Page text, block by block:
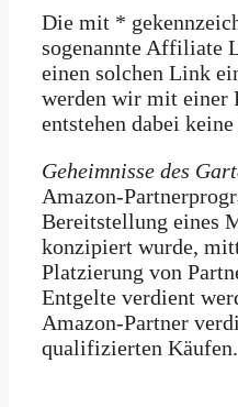
Die mit *
sogenannte Affiliate
einen solchen Link
werden wir mit­ einer
entstehen dabei
Geheimnisse des
Amazon-
Bereitstellung eines
konzipiert wurde,
Platzierung von
Entgelte verdient
Amazon-Partner
qualifizierten Käufen.